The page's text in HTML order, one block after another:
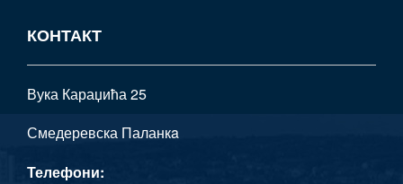
КОНТАКТ
Вука Караџића 25
Смедеревска Паланкa
Телефони: